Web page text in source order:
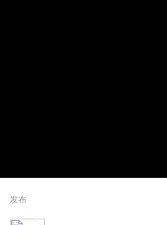
发布